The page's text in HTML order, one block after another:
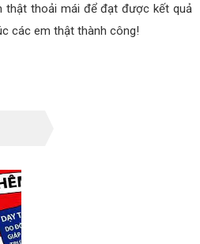
thoải mái để đạt được kết quả
các em thật thành công!